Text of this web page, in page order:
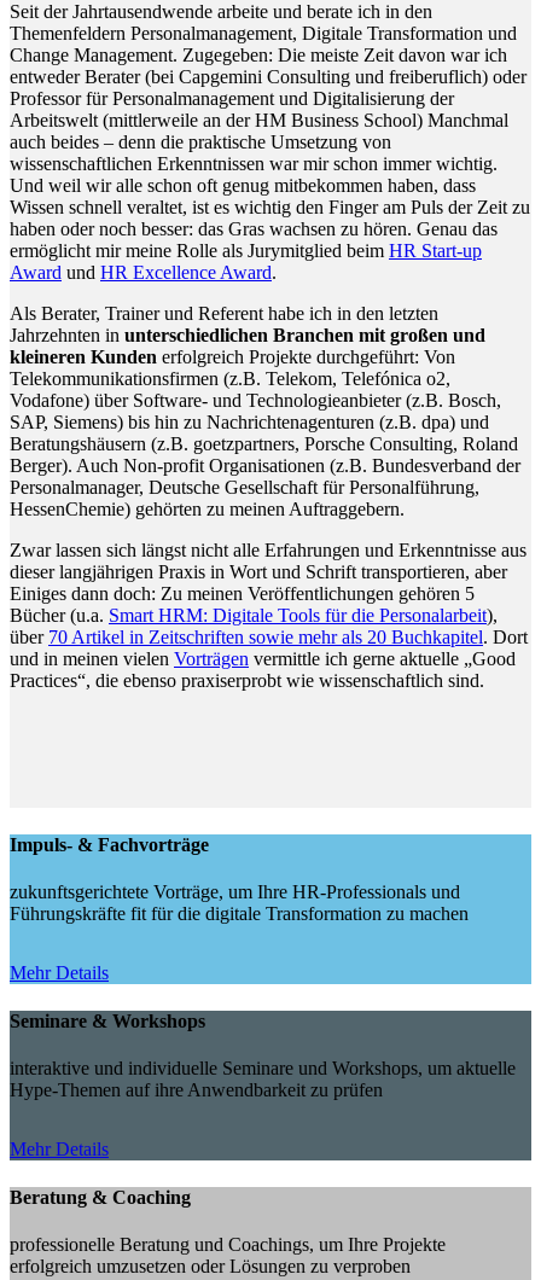
Seit der Jahrtausendwende arbeite und berate ich in den
Themenfeldern Personalmanagement, Digitale Transformation und
Change Management. Zugegeben: Die meiste Zeit davon war ich
entweder Berater (bei Capgemini Consulting und freiberuflich) oder
Professor für Personalmanagement und Digitalisierung der
Arbeitswelt (mittlerweile an der HM Business School) Manchmal
auch beides – denn die praktische Umsetzung von
wissenschaftlichen Erkenntnissen war mir schon immer wichtig.
Und weil wir alle schon oft genug mitbekommen haben, dass
Wissen schnell veraltet, ist es wichtig den Finger am Puls der Zeit zu
haben oder noch besser: das Gras wachsen zu hören. Genau das
ermöglicht mir meine Rolle als Jurymitglied beim HR Start-up
Award und HR Excellence Award.
Als Berater, Trainer und Referent habe ich in den letzten
Jahrzehnten in unterschiedlichen Branchen mit großen und
kleineren Kunden erfolgreich Projekte durchgeführt: Von
Telekommunikationsfirmen (z.B. Telekom, Telefónica o2,
Vodafone) über Software- und Technologieanbieter (z.B. Bosch,
SAP, Siemens) bis hin zu Nachrichtenagenturen (z.B. dpa) und
Beratungshäusern (z.B. goetzpartners, Porsche Consulting, Roland
Berger). Auch Non-profit Organisationen (z.B. Bundesverband der
Personalmanager, Deutsche Gesellschaft für Personalführung,
HessenChemie) gehörten zu meinen Auftraggebern.
Zwar lassen sich längst nicht alle Erfahrungen und Erkenntnisse aus
dieser langjährigen Praxis in Wort und Schrift transportieren, aber
Einiges dann doch: Zu meinen Veröffentlichungen gehören 5
Bücher (u.a. Smart HRM: Digitale Tools für die Personalarbeit),
über 70 Artikel in Zeitschriften sowie mehr als 20 Buchkapitel. Dort
und in meinen vielen Vorträgen vermittle ich gerne aktuelle „Good
Practices“, die ebenso praxiserprobt wie wissenschaftlich sind.
Impuls- & Fachvorträge
zukunftsgerichtete Vorträge, um Ihre HR-Professionals und
Führungskräfte fit für die digitale Transformation zu machen
Mehr Details
Seminare & Workshops
interaktive und individuelle Seminare und Workshops, um aktuelle
Hype-Themen auf ihre Anwendbarkeit zu prüfen
Mehr Details
Beratung & Coaching
professionelle Beratung und Coachings, um Ihre Projekte
erfolgreich umzusetzen oder Lösungen zu verproben